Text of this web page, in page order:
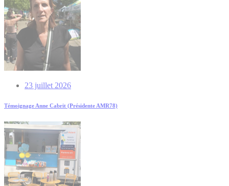
23 juillet 2026
Témoignage Anne Cabrit (Présidente AMR78)